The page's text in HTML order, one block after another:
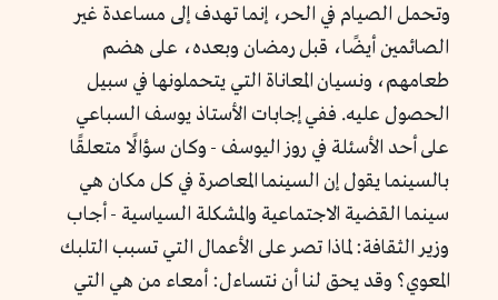
وتحمل الصيام في الحر، إنما تهدف إلى مساعدة غير
الصائمين أيضًا، قبل رمضان وبعده، على هضم
طعامهم، ونسيان المعاناة التي يتحملونها في سبيل
الحصول عليه. ففي إجابات الأستاذ يوسف السباعي
على أحد الأسئلة في روز اليوسف - وكان سؤالًا متعلقًا
بالسينما يقول إن السينما المعاصرة في كل مكان هي
سينما القضية الاجتماعية والمشكلة السياسية - أجاب
وزير الثقافة: لماذا تصر على الأعمال التي تسبب التلبك
المعوي؟ وقد يحق لنا أن نتساءل: أمعاء من هي التي